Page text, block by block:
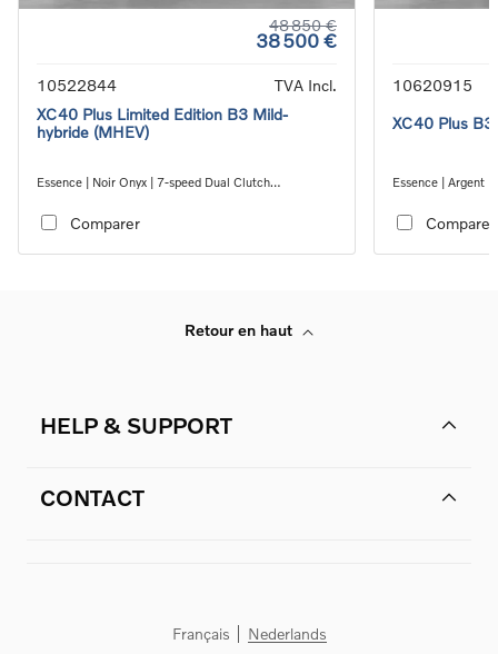
48 850 €
38 500 €
10522844
TVA Incl.
XC40 Plus Limited Edition B3 Mild-
hybride (MHEV)
Essence | Noir Onyx | 7-speed Dual Clutch
Comparer
10620915
XC40 Plus B3
Essence | Argent
Comparer
Retour en haut
HELP & SUPPORT
CONTACT
Français Nederlands